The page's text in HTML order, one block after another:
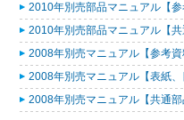
2010年別売部品マニュアル【
2010年別売部品マニュアル【
2008年別売マニュアル【参考
2008年別売マニュアル【表紙
2008年別売マニュアル【共通